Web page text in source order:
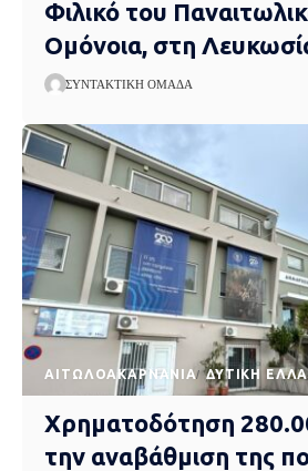
Φιλικό του
Ομόνοια, στη
ΣΥΝΤΑΚΤΙΚΉ ΟΜΆΔΑ
AΙΤΩΛΟΑΚΑΡΝΑΝΊΑ ΔΥΤΙΚΉ
Χρηματοδότηση
την αναβάθμιση της